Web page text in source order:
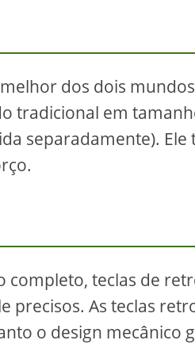
dos dois
tradicional em
separadamente).
completo, teclas de
precisos. As teclas
o design mecânico